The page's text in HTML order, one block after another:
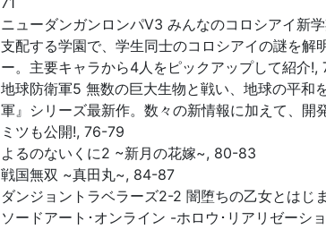
ニューダンガンロンパV3 みんなのコロシアイ新
支配する学園で、学生同士のコロシアイの謎を解
ー。主要キャラから4人をピックアップして紹介!,
地球防衛軍5 無数の巨大生物と戦い、地球の平和
軍』シリーズ最新作。数々の新情報に加えて、開
ミツも公開!, 76-79
よるのないくに2 ~新月の花嫁~, 80-83
戦国無双 ~真田丸~, 84-87
ダンジョントラベラーズ2-2 闇堕ちの乙女とはじ
ソードアート･オンライン -ホロウ･リアリゼーシ